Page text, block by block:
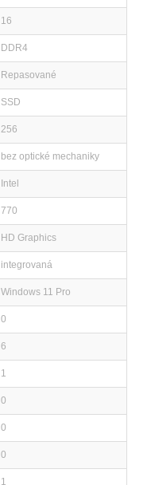
16
DDR4
Repasované
SSD
256
bez optické mechaniky
Intel
770
HD Graphics
integrovaná
Windows 11 Pro
0
6
1
0
0
0
1